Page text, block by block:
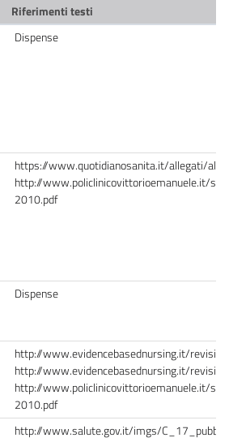
Riferimenti testi
Dispense
https://www.quotidianosanita.it/allegati/
http://www.policlinicovittorioemanuele.it/
2010.pdf
Dispense
http://www.evidencebasednursing.it/
http://www.evidencebasednursing.it/
http://www.policlinicovittorioemanuele.it/
2010.pdf
http://www.salute.gov.it/imgs/